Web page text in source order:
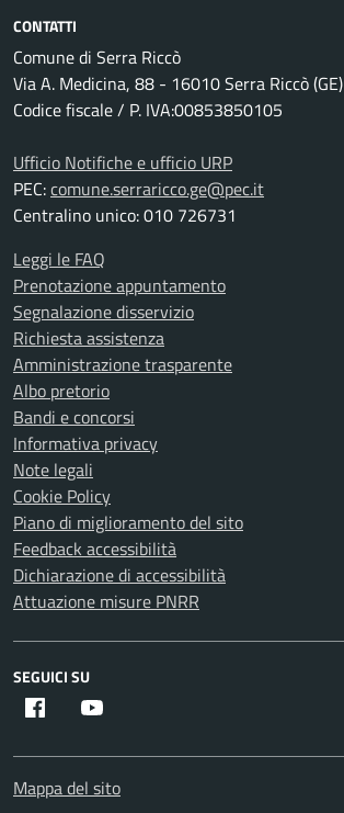
CONTATTI
Comune di Serra Riccò
Via A. Medicina, 88 - 16010 Serra Riccò (GE)
Codice fiscale / P. IVA:00853850105
Ufficio Notifiche e ufficio URP
PEC:comune.serraricco.ge@pec.it
Centralino unico: 010 726731
Leggi le FAQ
Prenotazione appuntamento
Segnalazione disservizio
Richiesta assistenza
Amministrazione trasparente
Albo pretorio
Bandi e concorsi
Informativa privacy
Note legali
Cookie Policy
Piano di miglioramento del sito
Feedback accessibilità
Dichiarazione di accessibilità
Attuazione misure PNRR
SEGUICI SU
Facebook
Mappa del sito